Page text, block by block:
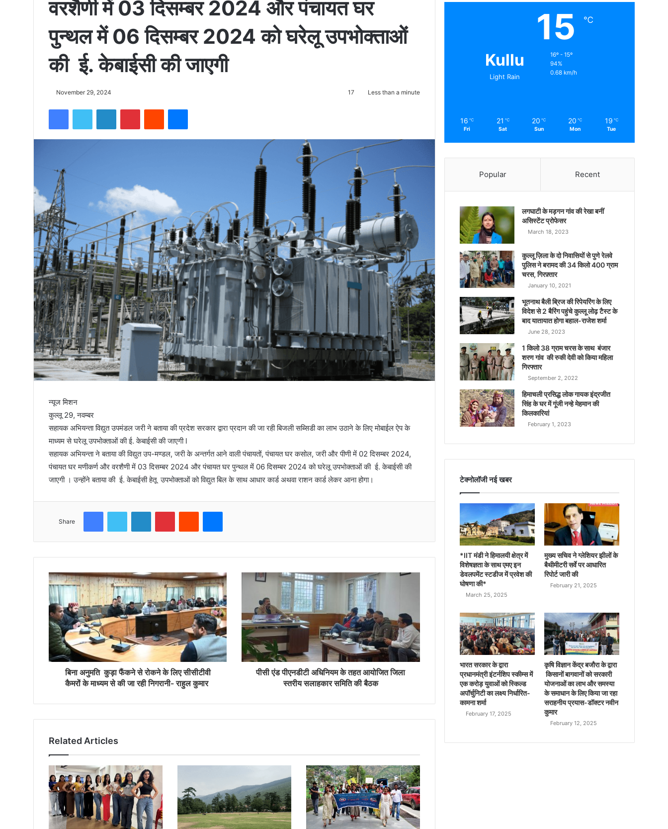
उंची
चोटी
पर
फहराया
तिरंगा
वरशैणी में 03 दिसम्बर 2024 और पंचायत घर
पुन्थल में 06 दिसम्बर 2024 को घरेलू उपभोक्ताओं
की ई. केबाईसी की जाएगी
November 29, 2024 17 Less than a minute
न्यूज मिशन
कुल्लू 29, नवम्बर
सहायक अभियन्ता विद्युत उपमंडल जरी ने बताया की प्रदेश सरकार द्वारा प्रदान की जा रही बिजली सब्सिडी का लाभ उठाने के लिए मोबाईल ऐप के
माध्यम से घरेलू उपभोक्ताओं की ई. केबाईसी की जाएगी l
सहायक अभियन्ता ने बताया की विद्युत उप-मण्डल, जरी के अन्तर्गत आने वाली पंचायतों, पंचायत घर कसोल, जरी और पीणी में 02 दिसम्बर 2024,
पंचायत घर मणीकर्ण और वरशैणी में 03 दिसम्बर 2024 और पंचायत घर पुन्थल में 06 दिसम्बर 2024 को घरेलू उपभोक्ताओं की ई. केबाईसी की
जाएगी । उन्होंने बताया की ई. केबाईसी हेतू उपभोक्ताओं को विद्युत बिल के साथ आधार कार्ड अथवा राशन कार्ड लेकर आना होगा।
Share
बिना अनुमति कुड़ा फैंकने से रोकने के लिए सीसीटीवी
कैमरों के माध्यम से की जा रही निगरानी- राहुल कुमार
पीसी एंड पीएनडीटी अधिनियम के तहत आयोजित जिला
स्तरीय सलाहकार समिति की बैठक
Related Articles
Kullu
Light Rain
15 ℃
16º - 15º
94%
0.68 km/h
16 ℃
Fri
21 ℃
Sat
20 ℃
Sun
20 ℃
Mon
19 ℃
Tue
Popular Recent
लगघाटी के मड़गन गांव की रेखा बनीं
असिस्टेंट प्रोफेसर
March 18, 2023
कुल्लू ज़िला के दो निवासियों से पुणे रेलवे
पुलिस ने बरामद की 34 किलो 400 ग्राम
चरस, गिरफ़्तार
January 10, 2021
भूतनाथ बैली ब्रिज की रिपेयरिंग के लिए
विदेश से 2 बैरिंग पहुंचे कुल्लू लोढ़ टैस्ट के
बाद यातायात होगा बहाल-राजेश शर्मा
June 28, 2023
1 किलो 38 ग्राम चरस के साथ बंजार
शरण गांव की रुकी देवी को किया महिला
गिरफ्तार
September 2, 2022
हिमाचली प्रसिद्ध लोक गायक इंद्रजीत
सिंह के घर में गूंजी नन्हे मेहमान की
किलकारियां
February 1, 2023
टेक्नोलॉजी नई खबर
*IIT मंडी ने हिमालयी क्षेत्र में
विशेषज्ञता के साथ एमए इन
डेवलपमेंट स्टडीज में प्रवेश की
घोषणा की*
March 25, 2025
मुख्य सचिव ने ग्लेशियर झीलों के
बैथीमीटरी सर्वे पर आधारित
रिपोर्ट जारी की
February 21, 2025
भारत सरकार के द्वारा
प्रधानमंत्री इंटर्नशिप स्कीम्स में
एक करोड़ युवाओं को स्किल्ड
अपॉर्चुनिटी का लक्ष्य निर्धारित-
कामना शर्मा
February 17, 2025
कृषि विज्ञान केंद्र बजौरा के द्वारा
किसानों बागवानों को सरकारी
योजनाओं का लाभ और समस्या
के समाधान के लिए किया जा रहा
सराहनीय प्रयास-डॉक्टर नवीन
कुमार
February 12, 2025